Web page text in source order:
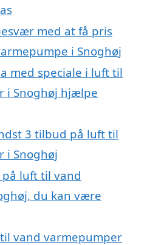
med at få pris
i Snoghøj
med speciale i luft til
i Snoghøj hjælpe
3 tilbud på luft til
i Snoghøj
luft til vand
du kan være
vand varmepumper